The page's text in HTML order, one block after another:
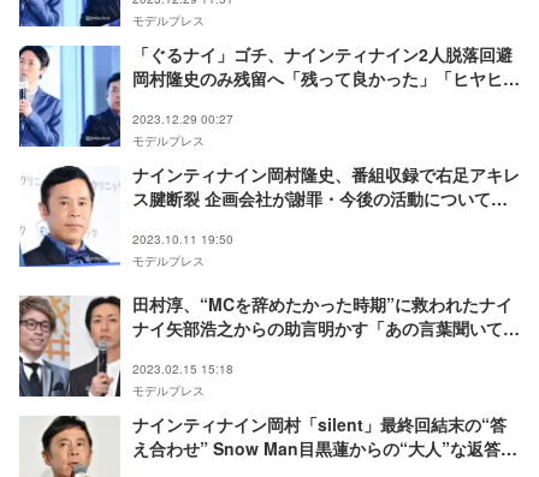
モデルプレス
「ぐるナイ」ゴチ、ナインティナイン2人脱落回避
岡村隆史のみ残留へ「残って良かった」「ヒヤヒヤ
2023.12.29 00:27
モデルプレス
ナインティナイン岡村隆史、番組収録で右足アキレ
ス腱断裂 企画会社が謝罪・今後の活動について説
2023.10.11 19:50
モデルプレス
田村淳、“MCを辞めたかった時期”に救われたナイ
ナイ矢部浩之からの助言明かす「あの言葉聞いてな
2023.02.15 15:18
モデルプレス
ナインティナイン岡村「silent」最終回結末の“答
え合わせ” Snow Man目黒蓮からの“大人”な返答明